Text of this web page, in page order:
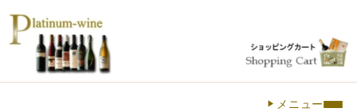
メニュー